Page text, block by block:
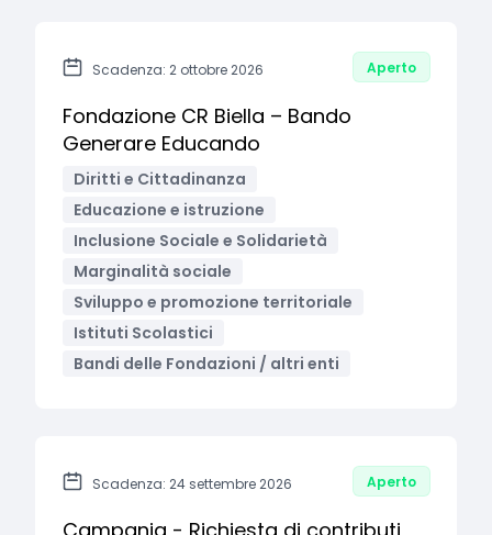
Scadenza: 2 ottobre 2026 Aperto
Fondazione CR Biella – Bando
Generare Educando
Diritti e Cittadinanza
Educazione e istruzione
Inclusione Sociale e Solidarietà
Marginalità sociale
Sviluppo e promozione territoriale
Istituti Scolastici
Bandi delle Fondazioni / altri enti
Scadenza: 24 settembre 2026 Aperto